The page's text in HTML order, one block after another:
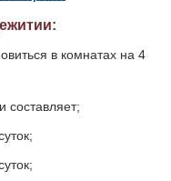
в комнатах на 4
составляет;